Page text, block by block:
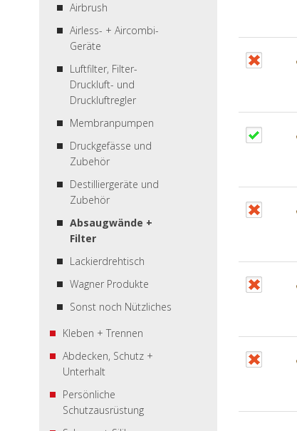
Airbrush
Airless- + Aircombi-
Geräte
Luftfilter, Filter-
Druckluft- und
Druckluftregler
Membranpumpen
Druckgefässe und
Zubehör
Destilliergeräte und
Zubehör
Absaugwände +
Filter
Lackierdrehtisch
Wagner Produkte
Sonst noch Nützliches
Kleben + Trennen
Abdecken, Schutz +
Unterhalt
Persönliche
Schutzausrüstung